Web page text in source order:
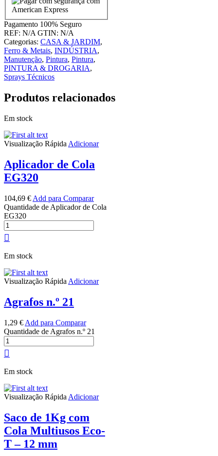
Pagamento 100% Seguro
REF: N/A GTIN: N/A
Categorias: CASA & JARDIM,
Ferro & Metais, INDÚSTRIA,
Manutenção, Pintura, Pintura,
PINTURA & DROGARIA,
Sprays Técnicos
Produtos relacionados
Em stock
Visualização Rápida Adicionar
Aplicador de Cola
EG320
104,69 € Add para Comparar
Quantidade de Aplicador de Cola
EG320
Em stock
Visualização Rápida Adicionar
Agrafos n.º 21
1,29 € Add para Comparar
Quantidade de Agrafos n.º 21
Em stock
Visualização Rápida Adicionar
Saco de 1Kg com
Cola Multiusos Eco-
T – 12 mm